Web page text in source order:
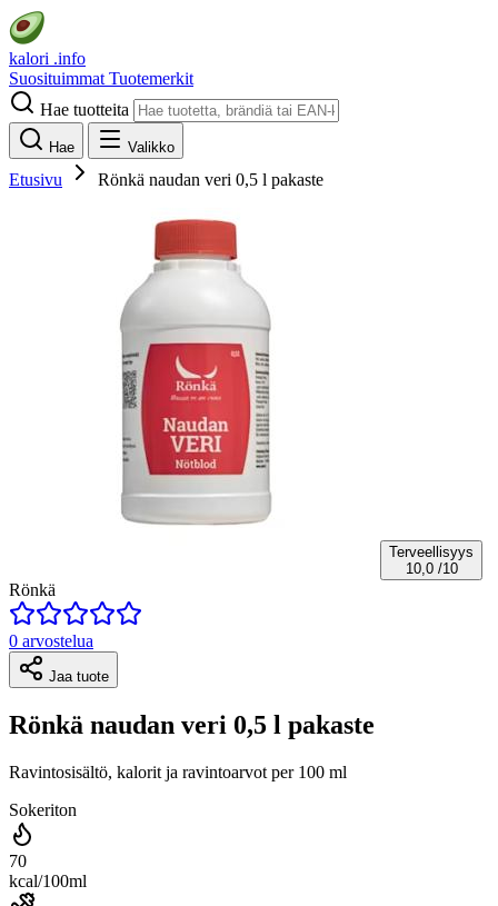
kalori .info
Suosituimmat Tuotemerkit
Hae tuotteita
Hae Valikko
Etusivu Rönkä naudan veri 0,5 l pakaste
Terveellisyys
10,0 /10
Rönkä
0 arvostelua
Jaa tuote
Rönkä naudan veri 0,5 l pakaste
Ravintosisältö, kalorit ja ravintoarvot per 100 ml
Sokeriton
70
kcal/100ml